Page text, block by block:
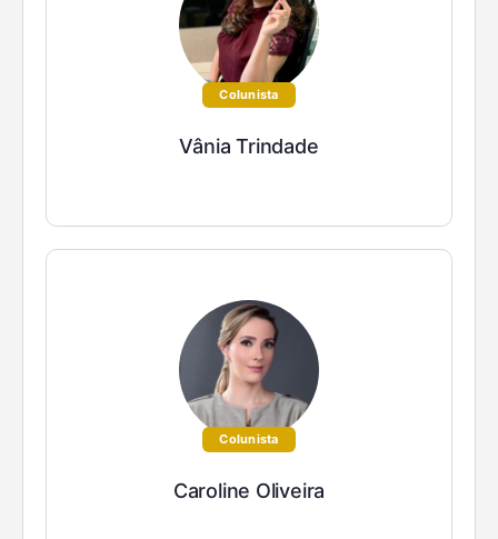
Colunista
Vânia Trindade
Colunista
Caroline Oliveira